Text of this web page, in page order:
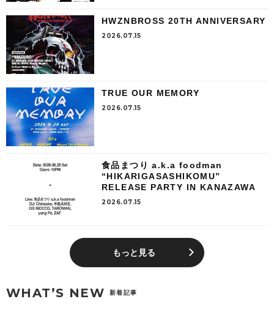
HWZNBROSS 20TH ANNIVERSARY
2026.07.15
TRUE OUR MEMORY
2026.07.15
食品まつり a.k.a foodman
“HIKARIGASASHIKOMU”
RELEASE PARTY IN KANAZAWA
2026.07.15
もっと見る
WHAT’S NEW 新着記事